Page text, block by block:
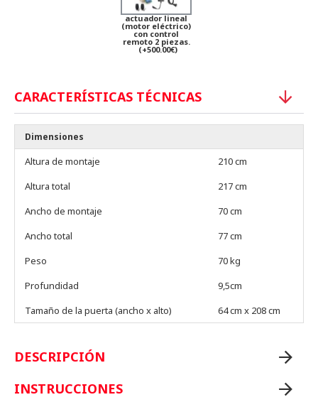
actuador lineal
(motor eléctrico)
con control
remoto 2 piezas.
(+500.00€)
CARACTERÍSTICAS TÉCNICAS
Dimensiones
Altura de montaje
210 cm
Altura total
217 cm
Ancho de montaje
70 cm
Ancho total
77 cm
Peso
70 kg
Profundidad
9,5cm
Tamaño de la puerta (ancho x alto)
64 cm x 208 cm
DESCRIPCIÓN
INSTRUCCIONES